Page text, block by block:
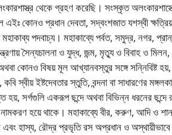
থেকে গ্রহণ করেছি। সংস্কৃত
এইঃ কোনও প্রধান দেবতা, সদ্বংশজাত যশস্বী
পদবাচ্য। মহাকাব্যে পর্বত, সমুদ্র, নগর,
সৈন্যচালনা ও যুদ্ধ, জন্ম, মৃত্যু ও বিবাহ ও
কোনও বিষয় মূল আখ্যানবস্তুর সঙ্গে সন্নিবিষ্ট
কবি স্বীয় ইষ্টদেবতার স্তুতি, বন্দনা বা সাধারণের
হয়, সর্গগুলি একরূপ ছন্দে অথবা বিভিন্ন ধরনের ছন্দে
নামকরণ হয়ে থাকে। মহাকাব্যে বীর, করুণ, আদি ও
এবং হাস্য, রৌদ্র প্রভৃতি রস অপ্রধান ও অস্থায়ীভাবে